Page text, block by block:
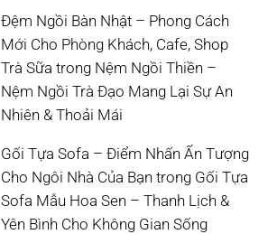
Đệm Ngồi Bàn Nhật – Phong Cách
Mới Cho Phòng Khách, Cafe, Shop
Trà Sữa trong Nệm Ngồi Thiền –
Nệm Ngồi Trà Đạo Mang Lại Sự An
Nhiên & Thoải Mái
Gối Tựa Sofa – Điểm Nhấn Ấn Tượng
Cho Ngôi Nhà Của Bạn trong Gối Tựa
Sofa Mẫu Hoa Sen – Thanh Lịch &
Yên Bình Cho Không Gian Sống